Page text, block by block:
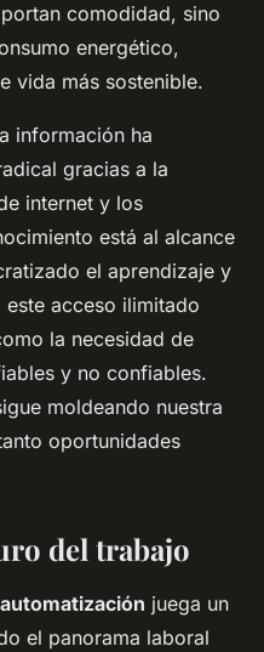
comodidad, sino
energético,
vida más sostenible.
información ha
gracias a la
internet y los
está al alcance
el aprendizaje y
acceso ilimitado
la necesidad de
y no confiables.
moldeando nuestra
oportunidades
del trabajo
automatización juega un
el panorama laboral